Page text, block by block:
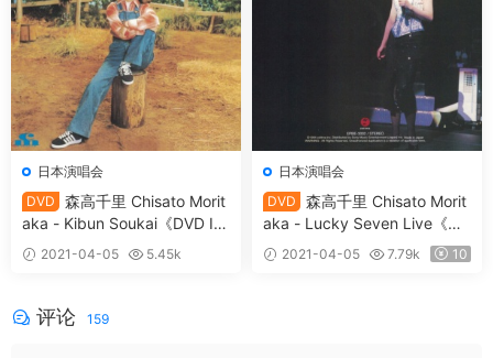
日本演唱会
DVD
森高千里 Chisato Morit
aka - Kibun Soukai《DVD IS
O 2.64G》
2021-04-05
5.45k
日本演唱会
DVD
森高千里 Chisato Morit
aka - Lucky Seven Live《DV
D ISO 6.5G》
2021-04-05 7.79k 10
评论 159